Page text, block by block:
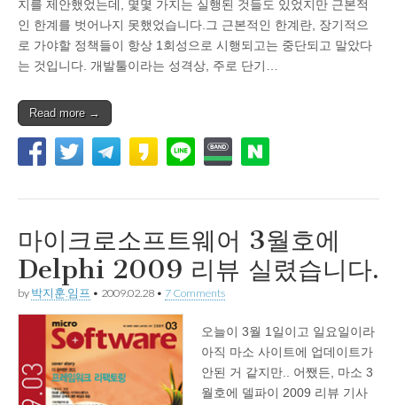
지를 제안했었는데, 몇몇 가지는 실행된 것들도 있었지만 근본적
인 한계를 벗어나지 못했었습니다.그 근본적인 한계란, 장기적으
로 가야할 정책들이 항상 1회성으로 시행되고는 중단되고 말았다
는 것입니다. 개발툴이라는 성격상, 주로 단기…
Read more →
마이크로소프트웨어 3월호에
Delphi 2009 리뷰 실렸습니다.
by 박지훈.임프 • 2009.02.28 • 7 Comments
오늘이 3월 1일이고 일요일이라
아직 마소 사이트에 업데이트가
안된 거 같지만.. 어쨌든, 마소 3
월호에 델파이 2009 리뷰 기사